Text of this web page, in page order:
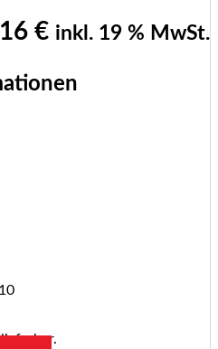
€ inkl. 19 % MwSt.